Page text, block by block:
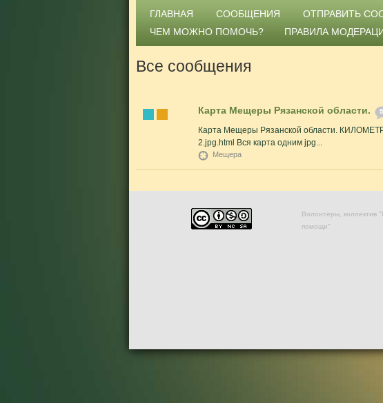
ГЛАВНАЯ СООБЩЕНИЯ ОТПРАВИТЬ
ЧЕМ МОЖНО ПОМОЧЬ?
ПРАВИЛА
Все сообщения
Карта Мещеры Рязанской области. 5
Карта Мещеры Рязанской области.
2.jpg.html Вся карта одним jpg...
Мещера
Волонтеры, коллектив
помощи"